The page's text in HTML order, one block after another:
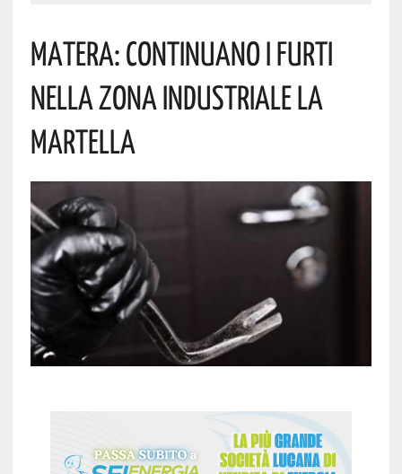
MATERA: CONTINUANO I FURTI
NELLA ZONA INDUSTRIALE LA
MARTELLA